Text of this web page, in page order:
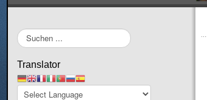
Suchen
...
Translator